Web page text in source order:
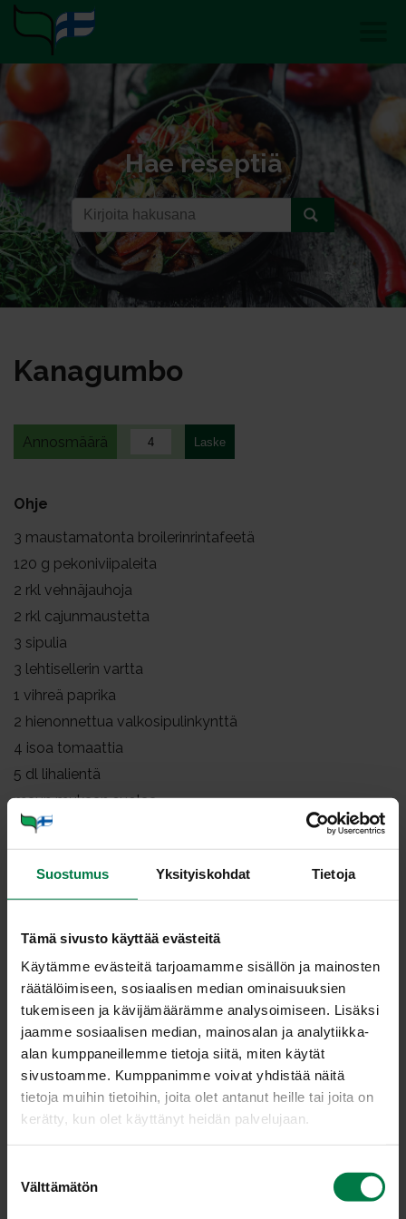
Suostumus Yksityiskohdat Tietoja
Tämä sivusto käyttää evästeitä
Käytämme evästeitä tarjoamamme sisällön ja mainosten
räätälöimiseen, sosiaalisen median ominaisuuksien
tukemiseen ja kävijämäärämme analysoimiseen. Lisäksi
jaamme sosiaalisen median, mainosalan ja analytiikka-
alan kumppaneillemme tietoja siitä, miten käytät
sivustoamme. Kumppanimme voivat yhdistää näitä
tietoja muihin tietoihin, joita olet antanut heille tai joita on
kerätty, kun olet käyttänyt heidän palvelujaan.
Välttämätön
Hae reseptiä
Ka­na­gum­bo
Annosmäärä
Ohje
3 maustamatonta broilerinrintafeetä
120 g pekoniviipaleita
2 rkl vehnäjauhoja
2 rkl cajunmaustetta
3 sipulia
3 lehtisellerin vartta
1 vihreä paprika
2 hienonnettua valkosipulinkynttä
4 isoa tomaattia
5 dl lihalientä
maun mukaan suolaa
pinnalle hienonnettua korianteria ja lehtipersiljaa
Paista viipaloitu broileri ja pekonisuikaleet kookkaassa
kasarissa.
käännellen, kunnes jauhot ovat ruskistuneet. Lisää
cajunmauste.
Lisää pilkotut kasvikset ja lihaliemi, kiehauta ja vähennä
lämpöä. Anna seoksen kiehua hiljalleen noin 10
minuutin ajan.
Koristele tuorein yrtein ja tarjoa gumbon kanssa
Vinkki:
Gumbo on paksu muhennos tai keitto, jonka raaka-
mausteiset makkarat. Louisianassa suosittu gumbon